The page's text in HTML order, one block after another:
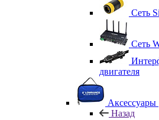
Сеть
Сеть
двигателя
Аксессуары
Назад